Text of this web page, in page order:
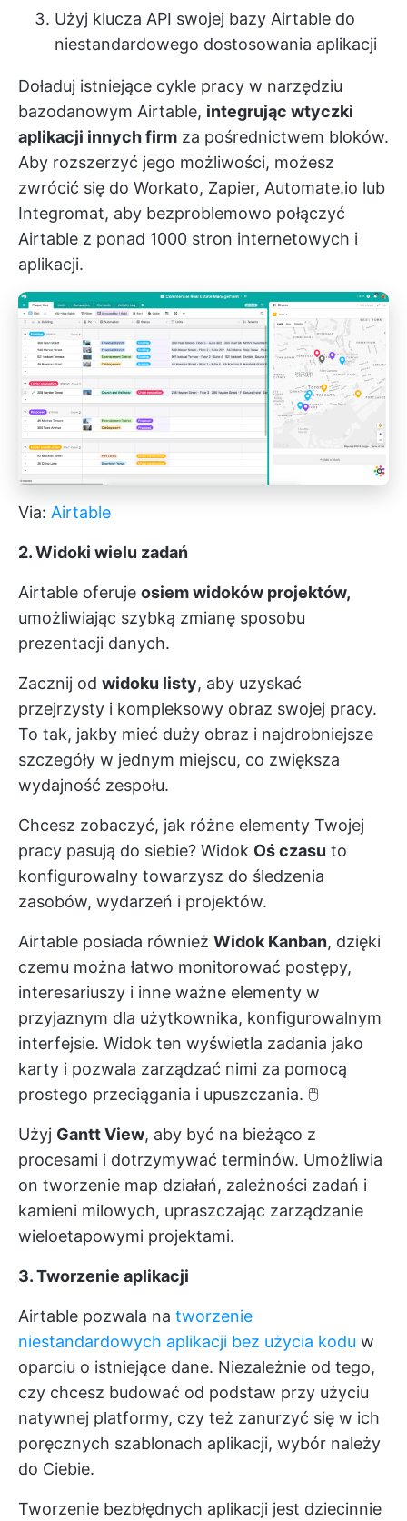
Użyj klucza API swojej bazy Airtable do
niestandardowego dostosowania aplikacji
Doładuj istniejące cykle pracy w narzędziu
bazodanowym Airtable, integrując wtyczki
aplikacji innych firm za pośrednictwem bloków.
Aby rozszerzyć jego możliwości, możesz
zwrócić się do Workato, Zapier, Automate.io lub
Integromat, aby bezproblemowo połączyć
Airtable z ponad 1000 stron internetowych i
aplikacji.
Via: Airtable
2. Widoki wielu zadań
Airtable oferuje osiem widoków projektów,
umożliwiając szybką zmianę sposobu
prezentacji danych.
Zacznij od widoku listy, aby uzyskać
przejrzysty i kompleksowy obraz swojej pracy.
To tak, jakby mieć duży obraz i najdrobniejsze
szczegóły w jednym miejscu, co zwiększa
wydajność zespołu.
Chcesz zobaczyć, jak różne elementy Twojej
pracy pasują do siebie? Widok Oś czasu to
konfigurowalny towarzysz do śledzenia
zasobów, wydarzeń i projektów.
Airtable posiada również Widok Kanban, dzięki
czemu można łatwo monitorować postępy,
interesariuszy i inne ważne elementy w
przyjaznym dla użytkownika, konfigurowalnym
interfejsie. Widok ten wyświetla zadania jako
karty i pozwala zarządzać nimi za pomocą
prostego przeciągania i upuszczania. 🖱️
Użyj Gantt View, aby być na bieżąco z
procesami i dotrzymywać terminów. Umożliwia
on tworzenie map działań, zależności zadań i
kamieni milowych, upraszczając zarządzanie
wieloetapowymi projektami.
3. Tworzenie aplikacji
Airtable pozwala na tworzenie
niestandardowych aplikacji bez użycia kodu w
oparciu o istniejące dane. Niezależnie od tego,
czy chcesz budować od podstaw przy użyciu
natywnej platformy, czy też zanurzyć się w ich
poręcznych szablonach aplikacji, wybór należy
do Ciebie.
Tworzenie bezbłędnych aplikacji jest dziecinnie